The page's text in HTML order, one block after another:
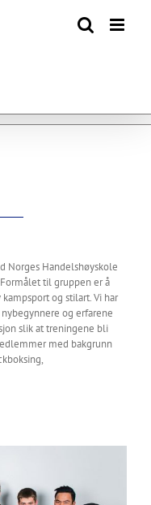
Norges Handelshøyskole
til gruppen er å
og stilart. Vi har
og erfarene
slik at treningene bli
med bakgrunn